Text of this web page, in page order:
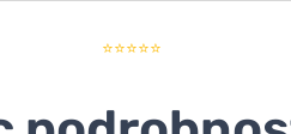
⭐⭐⭐⭐⭐